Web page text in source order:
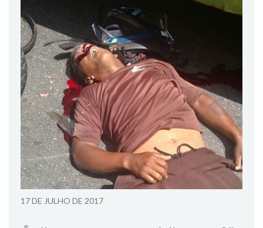
17 DE JULHO DE 2017